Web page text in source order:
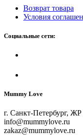
Возврат товара
Условия
Социальные сети:
Mummy Love
г. Санкт-Петербург, ЖР
info@mummylove.ru
zakaz@mummylove.ru